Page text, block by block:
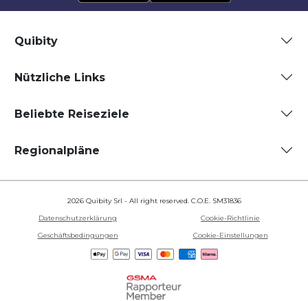
Quibity
Nützliche Links
Beliebte Reiseziele
Regionalpläne
2026 Quibity Srl - All right reserved. C.O.E. SM31836
Datenschutzerklärung
Cookie-Richtlinie
Geschäftsbedingungen
Cookie-Einstellungen